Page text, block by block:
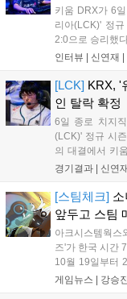
키움 DRX가 6
리아(LCK)' 정
2:0으로 승리했
이드 된 경기력
인터뷰 | 신연재
[LCK] KRX, '
인 탈락 확정
6일 종로 치지
(LCK)' 정규 시
의 대결에서 키
부터 앞서나갔
의 출발이 매우
경기결과 | 신연재
[스팀체크]
앞두고 스팀
아크시스템웍
즈'가 한국 시간
10월 19일부터
의 '더 디비전 리
게임뉴스 | 강승진